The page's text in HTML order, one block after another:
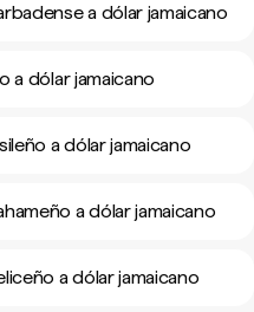
a dólar jamaicano
a dólar jamaicano
a dólar jamaicano
a dólar jamaicano
a dólar jamaicano